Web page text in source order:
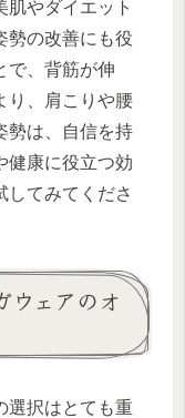
肌やダイエット
勢の改善にも役
で、背筋が伸
り、肩こりや腰
勢は、自信を持
健康に役立つ効
してみてくださ
ウェアのオ
選択はとても重